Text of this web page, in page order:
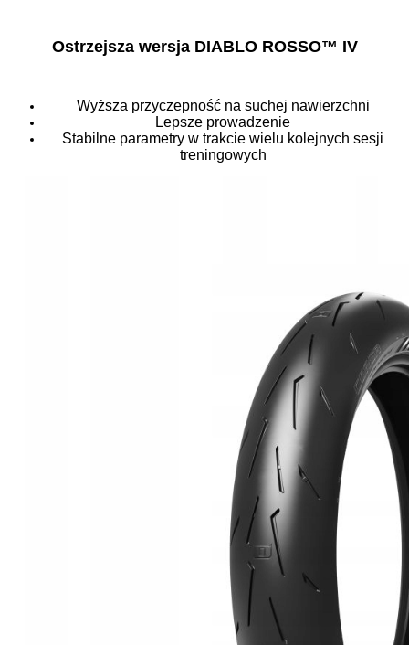
Ostrzejsza wersja DIABLO ROSSO™ IV
Wyższa przyczepność na suchej nawierzchni
Lepsze prowadzenie
Stabilne parametry w trakcie wielu kolejnych sesji
treningowych